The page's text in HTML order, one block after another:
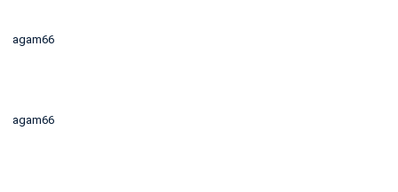
agam66
agam66